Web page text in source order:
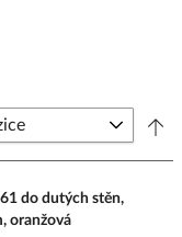
do dutých stěn,
oranžová